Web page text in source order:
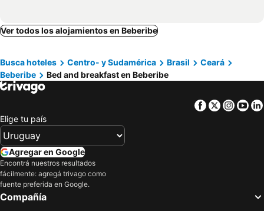
Ver todos los alojamientos en Beberibe
Busca hoteles Centro- y Sudamérica Brasil
Ceará
Beberibe
Bed and breakfast en Beberibe
Facebook
Twitter
Elige tu país
Agregar en Google
Encontrá nuestros resultados
fácilmente: agregá trivago como
fuente preferida en Google.
Compañía